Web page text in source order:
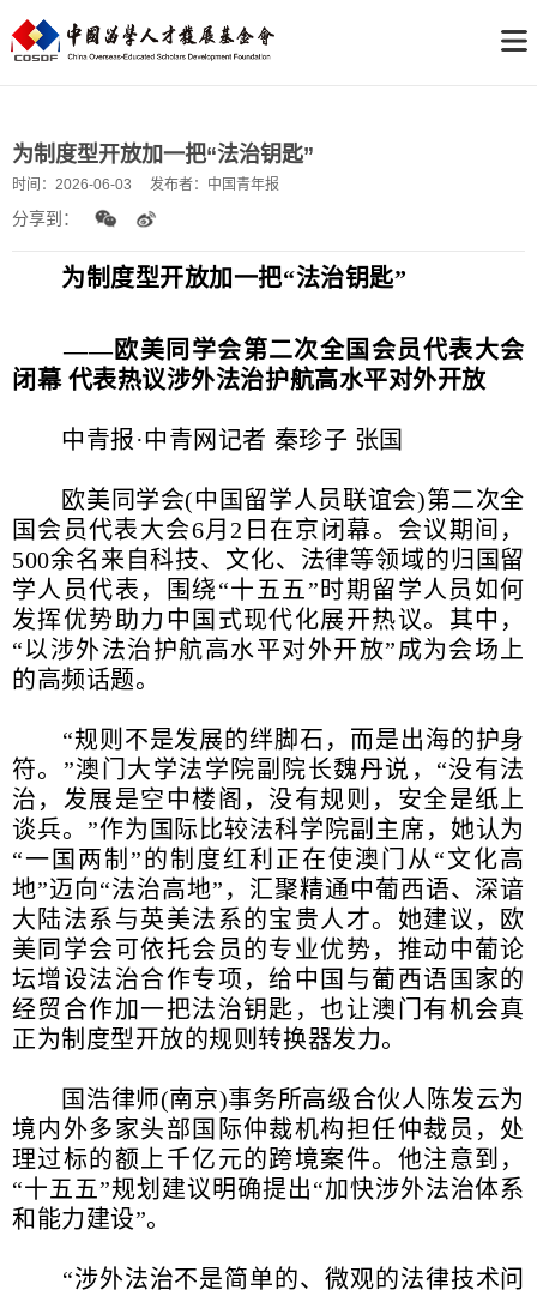
为制度型开放加一把“法治钥匙”
时间： 2026-06-03 发布者： 中国青年报
分享到：
为制度型开放加一把“法治钥匙”
——欧美同学会第二次全国会员代表大会
闭幕 代表热议涉外法治护航高水平对外开放
中青报·中青网记者 秦珍子 张国
欧美同学会(中国留学人员联谊会)第二次全
国会员代表大会6月2日在京闭幕。会议期间，
500余名来自科技、文化、法律等领域的归国留
学人员代表，围绕“十五五”时期留学人员如何
发挥优势助力中国式现代化展开热议。其中，
“以涉外法治护航高水平对外开放”成为会场上
的高频话题。
“规则不是发展的绊脚石，而是出海的护身
符。”澳门大学法学院副院长魏丹说，“没有法
治，发展是空中楼阁，没有规则，安全是纸上
谈兵。”作为国际比较法科学院副主席，她认为
“一国两制”的制度红利正在使澳门从“文化高
地”迈向“法治高地”，汇聚精通中葡西语、深谙
大陆法系与英美法系的宝贵人才。她建议，欧
美同学会可依托会员的专业优势，推动中葡论
坛增设法治合作专项，给中国与葡西语国家的
经贸合作加一把法治钥匙，也让澳门有机会真
正为制度型开放的规则转换器发力。
国浩律师(南京)事务所高级合伙人陈发云为
境内外多家头部国际仲裁机构担任仲裁员，处
理过标的额上千亿元的跨境案件。他注意到，
“十五五”规划建议明确提出“加快涉外法治体系
和能力建设”。
“涉外法治不是简单的、微观的法律技术问